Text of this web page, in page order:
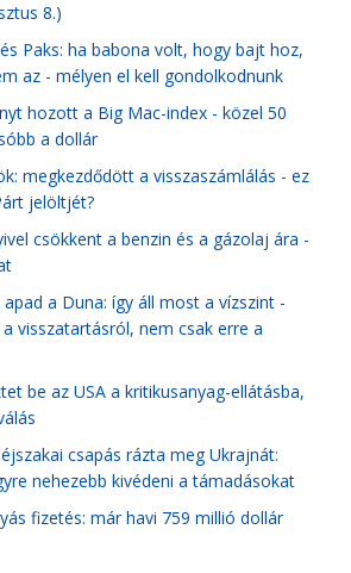
8.)
Paks: ha babona volt, hogy bajt hoz,
az - mélyen el kell gondolkodnunk
hozott a Big Mac-index - közel 50
a dollár
megkezdődött a visszaszámlálás - ez
jelöltjét?
csökkent a benzin és a gázolaj ára -
a Duna: így áll most a vízszint -
visszatartásról, nem csak erre a
be az USA a kritikusanyag-ellátásba,
csapás rázta meg Ukrajnát:
nehezebb kivédeni a támadásokat
fizetés: már havi 759 millió dollár